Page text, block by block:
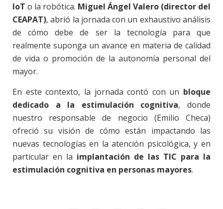
IoT o la robótica. Miguel Ángel Valero (director del
CEAPAT), abrió la jornada con un exhaustivo análisis
de cómo debe de ser la tecnología para que
realmente suponga un avance en materia de calidad
de vida o promoción de la autonomía personal del
mayor.
En este contexto, la jornada contó con un bloque
dedicado a la estimulación cognitiva, donde
nuestro responsable de negocio (Emilio Checa)
ofreció su visión de cómo están impactando las
nuevas tecnologías en la atención psicológica, y en
particular en la implantación de las TIC para la
estimulación cognitiva en personas mayores.